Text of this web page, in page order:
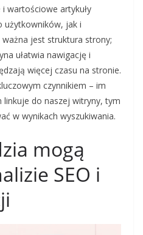
wartościowe artykuły
użytkowników, jak i
jest struktura strony;
ułatwia nawigację i
więcej czasu na stronie.
czynnikiem – im
do naszej witryny, tym
w wynikach wyszukiwania.
mogą
SEO i